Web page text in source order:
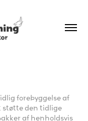
forebyggelse af
støtte den tidlige
af henholdsvis